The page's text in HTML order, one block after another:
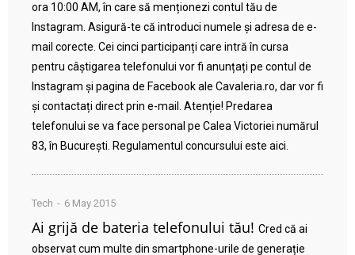
ora 10:00 AM, în care să menționezi contul tău de
Instagram. Asigură-te că introduci numele și adresa de e-
mail corecte. Cei cinci participanți care intră în cursa
pentru câștigarea telefonului vor fi anunțați pe contul de
Instagram și pagina de Facebook ale Cavaleria.ro, dar vor fi
și contactați direct prin e-mail. Atenție! Predarea
telefonului se va face personal pe Calea Victoriei numărul
83, în București. Regulamentul concursului este aici.
Tech 6 May 2015
Ai grijă de bateria telefonului tău! Cred că ai
observat cum multe din smartphone-urile de generație